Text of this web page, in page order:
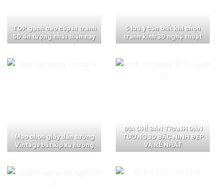
TOP gạch cao cấp in tranh
5D ấn tượng nhất hiện nay
5 lưu ý cần biết khi chọn
tranh kính 3D nghệ thuật
Mẹo chọn giấy dán tường
Vintage bắt kịp xu hướng
ĐỊA CHỈ BÁN TRANH DÁN
TƯỜNG 3D BẮC NINH ĐẸP
VÀ RẺ NHẤT